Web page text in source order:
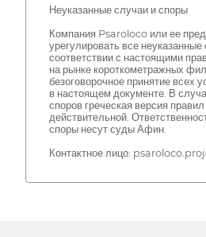
Неуказанные случаи и споры
Компания Psaroloco или ее
урегулировать все неуказанные
соответствии с настоящими
на рынке короткометражных
безоговорочное принятие всех
в настоящем документе. В
споров греческая версия
действительной.
споры несут суды Афин.
Контактное лицо: